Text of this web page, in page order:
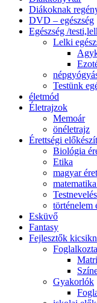
Diákoknak
DVD – egészség
Egészség /
Lelki
Testünk
életmód
Életrajzok
Memoár
önéletrajz
Érettségi
Biológia
Etika
magyar
Testnevelés
történelem
Esküvő
Fantasy
Fejlesztők
Gyakorlók